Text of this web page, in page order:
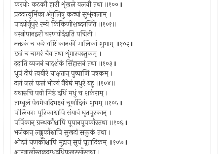
करयोः कटकौ हारौ शृंखले वलयौ तथा ॥१००॥
प्रददात्यूर्मिका अंगुलिषु कट्यां सुशृंखलाम् ।
पादयोर्नूपुरे रम्ये किंकिणीशब्दगर्जिते ॥१०१॥
वस्त्रोपानद्वरौ चरणयोर्ददाति पद्मिनी ।
नक्तकं च करे यष्टिं कानकीं मालिकां शुभाम् ॥१०२॥
छत्रं च चामरं चैव तथा शृंगारवस्तुकम् ।
ददाति व्यजनं चादर्शकं सिंहासनं तथा ॥१०३॥
धूपं दीपं त्वबीरं चाक्षतान् पुष्पाणि पत्रकम् ।
दलं जलं फलं भोज्यं नैवेद्यं मधुरं बहु ॥१०४॥
यथारुचि पयो मिष्टं दधिं मधुं च शर्कराम् ।
ताम्बूलं पेयमेवादिभक्ष्यं चूर्णादिकं शुभम् ॥१०५॥
पोलिकाः पूरिकाश्चापि संयावं घृतपूरकान् ।
पर्पिकान् ग्रन्थकाँश्चापि पूपानपूपकाँस्तथा ॥१०६॥
भर्जकान् लड्डुकाँश्चापि सुखदां सक्तुकं तथा ।
ओदनं चणकाँश्चापि मुद्गान् सूपं घृतादिकम् ॥१०७॥